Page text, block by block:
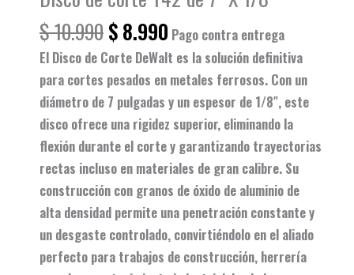
$10.990$8.990 Pago contra entrega
El Disco de Corte DeWalt es la solución definitiva
para cortes pesados en metales ferrosos. Con un
diámetro de 7 pulgadas y un espesor de 1/8″, este
disco ofrece una rigidez superior, eliminando la
flexión durante el corte y garantizando trayectorias
rectas incluso en materiales de gran calibre. Su
construcción con granos de óxido de aluminio de
alta densidad permite una penetración constante y
un desgaste controlado, convirtiéndolo en el aliado
perfecto para trabajos de construcción, herrería